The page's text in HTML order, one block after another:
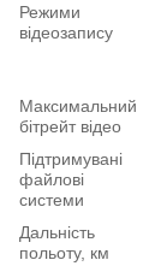
Режими
відеозапису
Максимальний
бітрейт відео
Підтримувані
файлові
системи
Дальність
польоту, км